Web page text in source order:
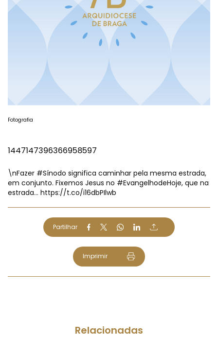
Fotografia
1447147396366958597
\nFazer #Sínodo significa caminhar pela mesma estrada,
em conjunto. Fixemos Jesus no #EvangelhodeHoje, que na
estrada… https://t.co/i16dbPIlwb
Partilhar
Imprimir
Relacionadas